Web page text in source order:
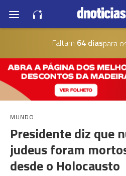
Faltam 64 diaspara
MUNDO
Presidente diz que
judeus foram
desde o Holocausto